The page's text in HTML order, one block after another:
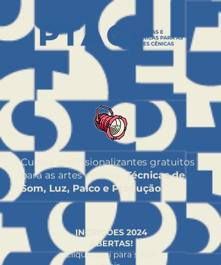
Cursos profissionalizantes gratuitos
para as artes cênicas:Técnicas de
Som, Luz, Palco e Produção.
INCRIÇÕES 2024
ABERTAS!
Clique aqui para saber